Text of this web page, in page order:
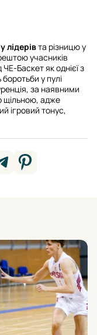
лідерівта різницю у
учасників
Баскет як однієї з
у пулі
за наявними
щільною, адже
ігровий тонус,